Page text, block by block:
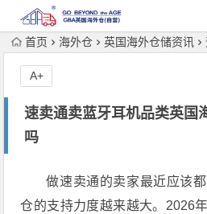
首页 海外仓 英国海外仓储资讯
速卖通卖蓝牙耳机品类英国
吗
A+
做速卖通的卖家最近应该
仓的支持力度越来越大。2026